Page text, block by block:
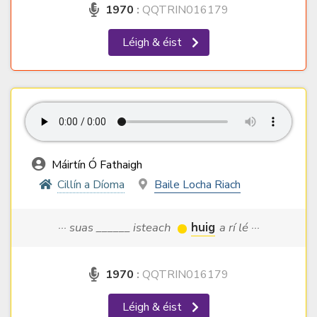
1970 : QQTRIN016179
Léigh & éist
Máirtín Ó Fathaigh
Cillín a Díoma
Baile Locha Riach
··· suas ______ isteach huig a rí lé ···
1970 : QQTRIN016179
Léigh & éist